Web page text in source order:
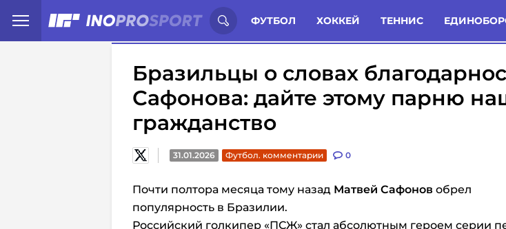
ФУТБОЛ ХОККЕЙ ТЕННИС
Иностранцы о спорте России: Статьи Комменты Новости
Бразильцы о словах
Сафонова: дайте этому парню
гражданство
31.01.2026 Футбол. комментарии 0
Почти полтора месяца тому назад Матвей Сафонов обрел
популярность в Бразилии.
Российский голкипер «ПСЖ» стал абсолютным героем серии